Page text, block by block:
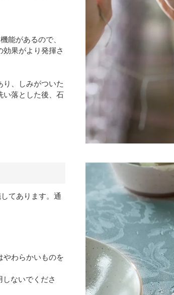
能があるので、
果がより発揮さ
り、しみがついた
い落とした後、石
てあります。通
やわらかいものを
ないでくださ